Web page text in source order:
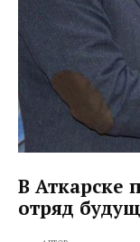
В Аткарске
отряд